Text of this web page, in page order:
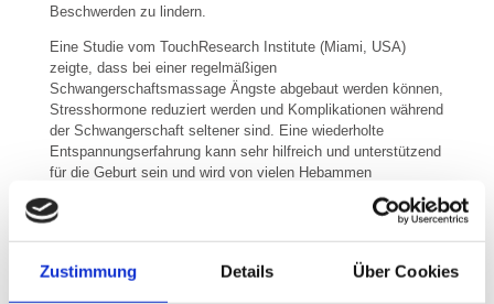
Zustimmung Details Über Cookies
Beschwerden zu lindern.
Eine Studie vom TouchResearch Institute (Miami, USA)
zeigte, dass bei einer regelmäßigen
Schwangerschaftsmassage Ängste abgebaut werden können,
Stresshormone reduziert werden und Komplikationen während
der Schwangerschaft seltener sind. Eine wiederholte
Entspannungserfahrung kann sehr hilfreich und unterstützend
für die Geburt sein und wird von vielen Hebammen
Schwangerschaftsmassage –
Fortbildung 2026